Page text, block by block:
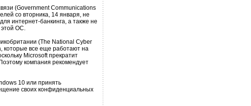
(Government Communications
со вторника, 14 января, не
интернет-банкинга, а также не
этой ОС.
(The National Cyber
которые все еще работают на
Microsoft прекратит
компания рекомендует
10 или принять
своих конфиденциальных